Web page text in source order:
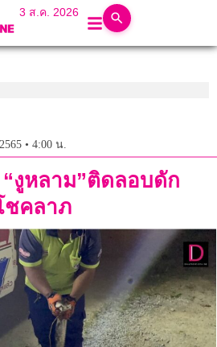
3 ส.ค. 2026
• 4:00 น.
“งูหลาม”ติดลอบดัก
ชคลาภ